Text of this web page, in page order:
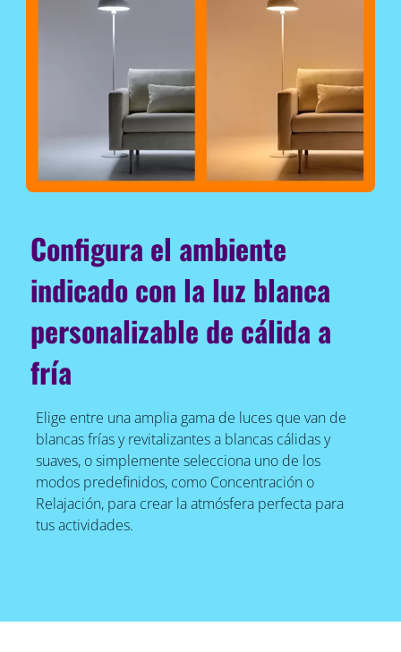
Configura el ambiente
indicado con la luz blanca
personalizable de cálida a
fría
Elige entre una amplia gama de luces que van de
blancas frías y revitalizantes a blancas cálidas y
suaves, o simplemente selecciona uno de los
modos predefinidos, como Concentración o
Relajación, para crear la atmósfera perfecta para
tus actividades.